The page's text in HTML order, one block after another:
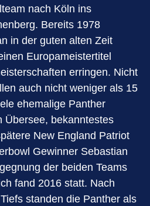
nach Köln ins
Bereits 1978
in der guten alten Zeit
Europameistertitel
erringen. Nicht
auch nicht weniger als 15
ehemalige Panther
Übersee, bekanntestes
New England Patriot
Gewinner Sebastian
der beiden Teams
fand 2016 statt. Nach
standen die Panther als